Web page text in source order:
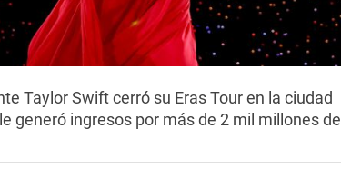
Taylor Swift cerró su Eras Tour en la ciudad
generó ingresos por más de 2 mil millones de